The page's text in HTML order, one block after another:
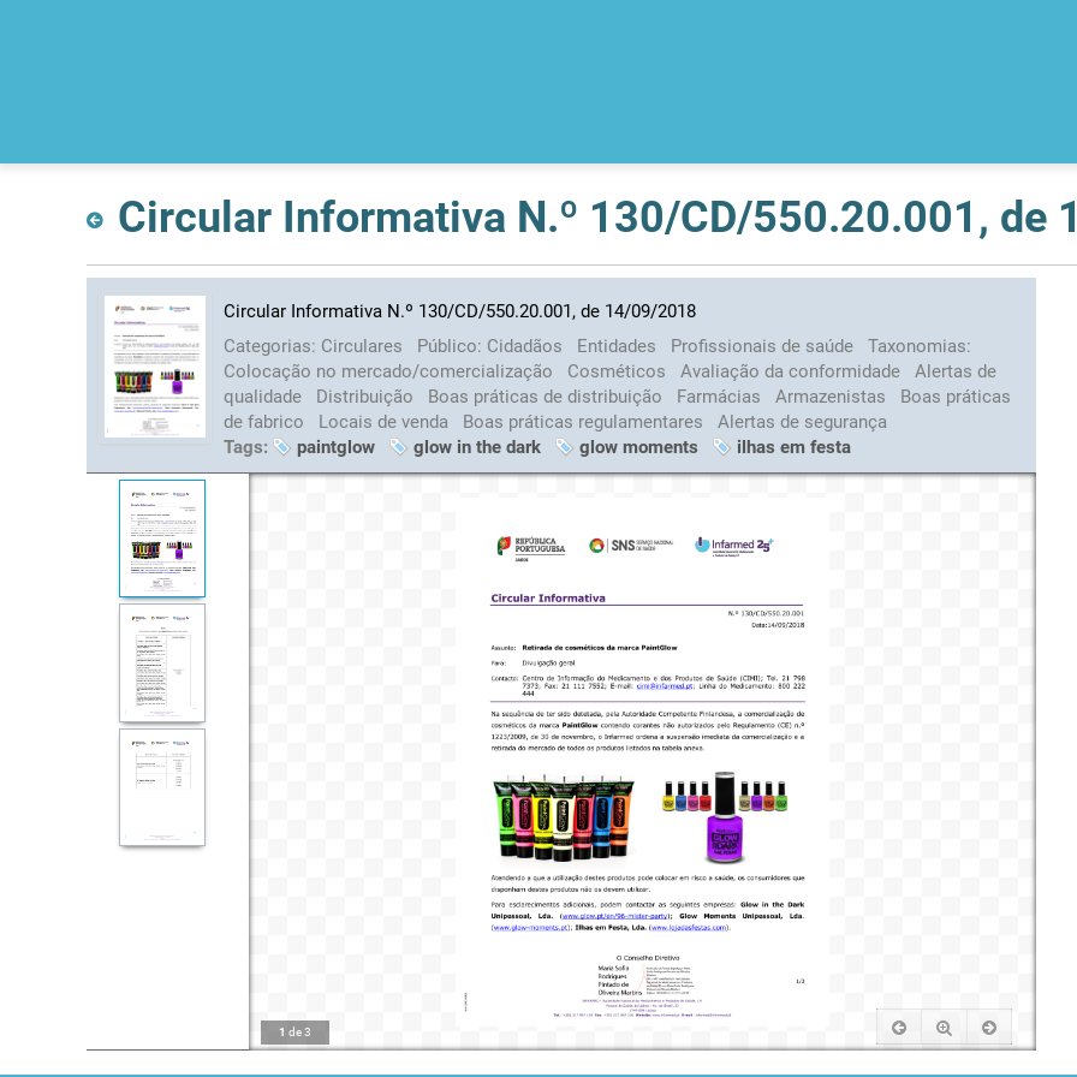
Circular Informativa N.º 130/CD/550.20.001, de
Circular Informativa N.º 130/CD/550.20.001, de 14/09/2018
Categorias: Circulares Público: Cidadãos Entidades Profissionais de saúde
Taxonomias:
Colocação no mercado/comercialização
Cosméticos Avaliação da conformidade
Alertas de
qualidade
Distribuição Boas práticas de distribuição Farmácias Armazenistas
Boas práticas
de fabrico
Locais de venda Boas práticas regulamentares
Alertas de segurança
Tags:
paintglow glow in the dark glow moments ilhas em festa
1 de3